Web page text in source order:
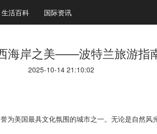
生活百科 国际资讯
海岸之美——波特兰旅游指
2025-10-14 21:10:02
为美国最具文化氛围的城市之一。无论是自然